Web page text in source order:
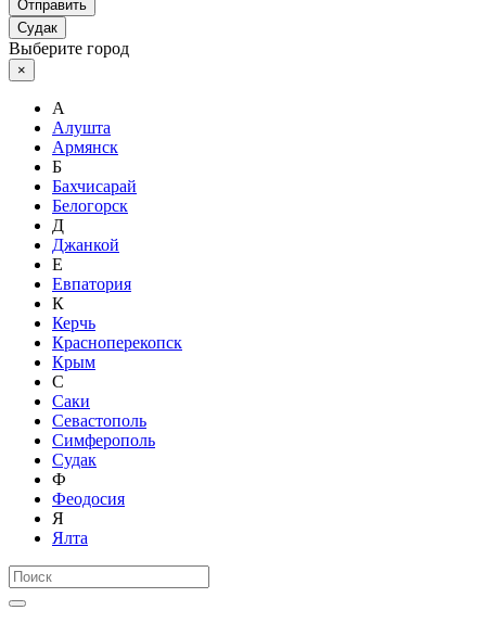
Отправить
Судак
Выберите город
×
А
Алушта
Армянск
Б
Бахчисарай
Белогорск
Д
Джанкой
Е
Евпатория
К
Керчь
Красноперекопск
Крым
С
Саки
Севастополь
Симферополь
Судак
Ф
Феодосия
Я
Ялта